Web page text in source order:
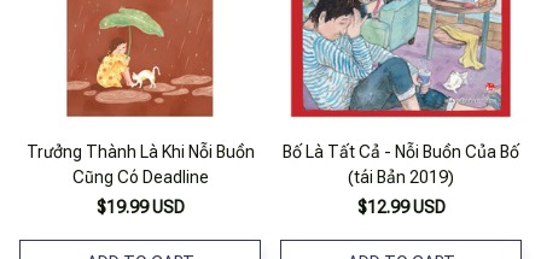
Trưởng Thành Là Khi Nỗi Buồn
Cũng Có Deadline
$19.99 USD
Bố Là Tất Cả - Nỗi Buồn Của Bố
(tái Bản 2019)
$12.99 USD